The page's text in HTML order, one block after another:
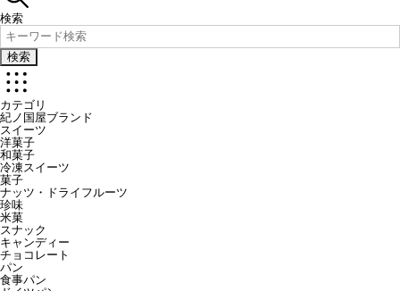
検索
検索
カテゴリ
紀ノ国屋ブランド
スイーツ
洋菓子
和菓子
冷凍スイーツ
菓子
ナッツ・ドライフルーツ
珍味
米菓
スナック
キャンディー
チョコレート
パン
食事パン